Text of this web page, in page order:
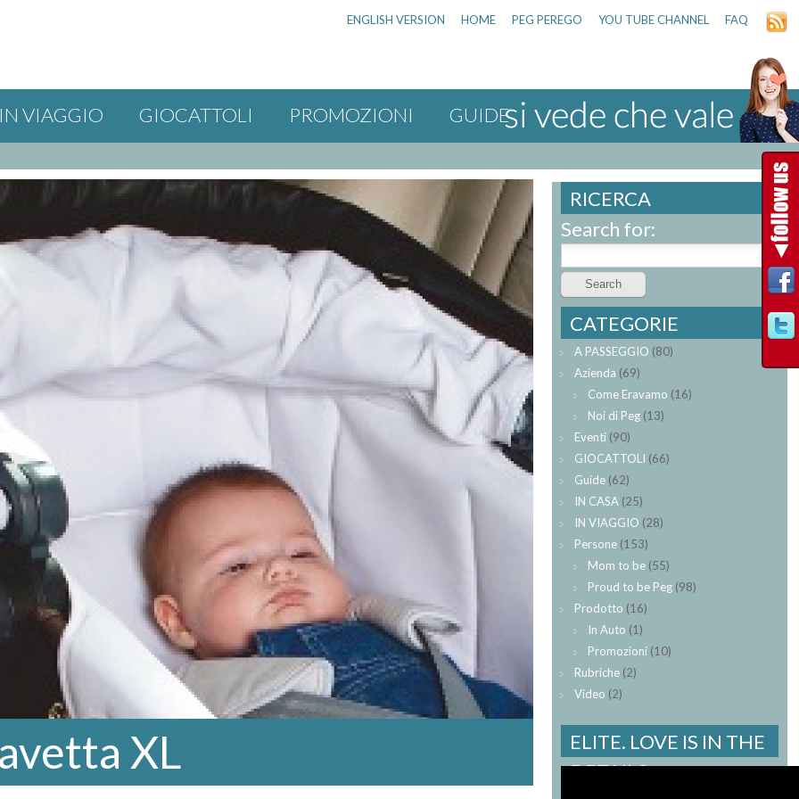
ENGLISH VERSION HOME PEG PEREGO YOU TUBE CHANNEL FAQ
VIAGGIO GIOCATTOLI PROMOZIONI GUIDE
XL
RICERCA
Search for:
CATEGORIE
A PASSEGGIO (80)
Azienda (69)
Come Eravamo (16)
Noi di Peg (13)
Eventi (90)
GIOCATTOLI (66)
Guide (62)
IN CASA (25)
IN VIAGGIO (28)
Persone (153)
Mom to be (55)
Proud to be Peg (98)
Prodotto (16)
In Auto (1)
Promozioni (10)
Rubriche (2)
Video (2)
ELITE. LOVE IS IN THE
DETAILS.